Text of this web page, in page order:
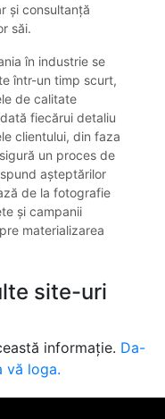
și consultanță
săi.
în industrie se
într-un timp scurt,
de calitate
fiecărui detaliu
clientului, din faza
un proces de
așteptărilor
de la fotografie
și campanii
materializarea
site-uri
informație. Da-
vă loga.